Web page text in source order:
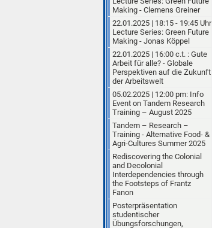
Making - Clemens Greiner
22.01.2025 | 18:15 - 19:45 Uhr
Lecture Series: Green Future
Making - Jonas Köppel
22.01.2025 | 16:00 c.t. : Gute
Arbeit für alle? - Globale
Perspektiven auf die Zukunft
der Arbeitswelt
05.02.2025 | 12:00 pm: Info
Event on Tandem Research
Training – August 2025
Tandem – Research –
Training - Alternative Food- &
Agri-Cultures Summer 2025
Rediscovering the Colonial
and Decolonial
Interdependencies through
the Footsteps of Frantz
Fanon
Posterpräsentation
studentischer
Übungsforschungen,